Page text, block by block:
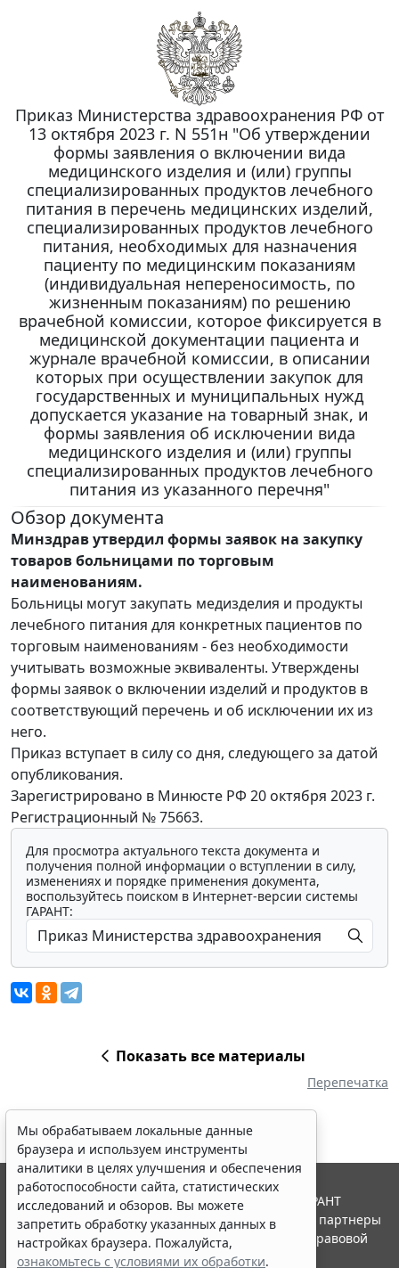
Приказ Министерства здравоохранения РФ от
13 октября 2023 г. N 551н "Об утверждении
формы заявления о включении вида
медицинского изделия и (или) группы
специализированных продуктов лечебного
питания в перечень медицинских изделий,
специализированных продуктов лечебного
питания, необходимых для назначения
пациенту по медицинским показаниям
(индивидуальная непереносимость, по
жизненным показаниям) по решению
врачебной комиссии, которое фиксируется в
медицинской документации пациента и
журнале врачебной комиссии, в описании
которых при осуществлении закупок для
государственных и муниципальных нужд
допускается указание на товарный знак, и
формы заявления об исключении вида
медицинского изделия и (или) группы
специализированных продуктов лечебного
питания из указанного перечня"
Обзор документа
Минздрав утвердил формы заявок на закупку
товаров больницами по торговым
наименованиям.
Больницы могут закупать медизделия и продукты
лечебного питания для конкретных пациентов по
торговым наименованиям - без необходимости
учитывать возможные эквиваленты. Утверждены
формы заявок о включении изделий и продуктов в
соответствующий перечень и об исключении их из
него.
Приказ вступает в силу со дня, следующего за датой
опубликования.
Зарегистрировано в Минюсте РФ 20 октября 2023 г.
Регистрационный № 75663.
Для просмотра актуального текста документа и
получения полной информации о вступлении в силу,
изменениях и порядке применения документа,
воспользуйтесь поиском в Интернет-версии системы
ГАРАНТ:
Показать все материалы
Перепечатка
Мы обрабатываем локальные данные
браузера и используем инструменты
аналитики в целях улучшения и обеспечения
работоспособности сайта, статистических
исследований и обзоров. Вы можете
запретить обработку указанных данных в
настройках браузера. Пожалуйста,
ознакомьтесь с условиями их обработки.
© ООО "НПП "ГАРАНТ-СЕРВИС", 2026. Система ГАРАНТ
выпускается с 1990 года. Компания "Гарант" и ее партнеры
являются участниками Российской ассоциации правовой
информации ГАРАНТ.